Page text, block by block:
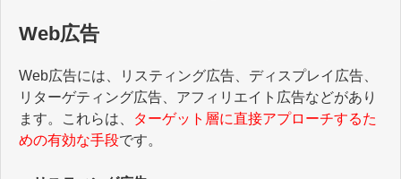
Web広告
Web広告には、リスティング広告、ディスプレイ広告、
リターゲティング広告、アフィリエイト広告などがあり
ます。これらは、
ターゲット層に直接アプローチするた
めの有効な手段です。